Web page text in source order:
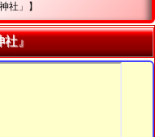
社」 】
社』